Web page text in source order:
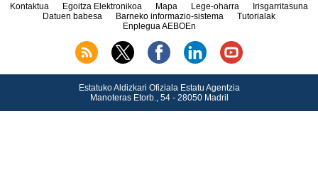
Kontaktua Egoitza Elektronikoa Mapa Lege-oharra
Irisgarritasuna
Datuen babesa
Barneko informazio-sistema
Tutorialak
Enplegua AEBOEn
Estatuko Aldizkari Ofiziala Estatu Agentzia
Manoteras Etorb., 54 - 28050 Madril